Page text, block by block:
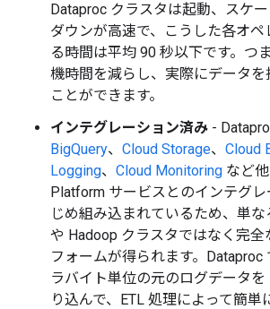
Dataproc クラスタは起動、スケ
ダウンが高速で、こうした各オ
る時間は平均 90 秒以下です。つ
機時間を減らし、実際にデータ
ことができます。
インテグレーション済み -
BigQuery、 Cloud Storage、 Cloud
Logging、 Cloud Monitoring など
Platform サービスとのインテグ
じめ組み込まれているため、単な
や Hadoop クラスタではなく完全
フォームが得られます。Dataproc
ラバイト単位の元のログデータを
り込んで、ETL 処理によって簡単